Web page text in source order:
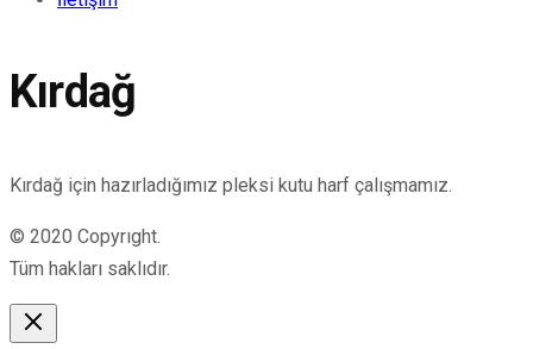
Kırdağ
Kırdağ için hazırladığımız pleksi kutu harf çalışmamız.
© 2020 Copyrıght.
Tüm hakları saklıdır.